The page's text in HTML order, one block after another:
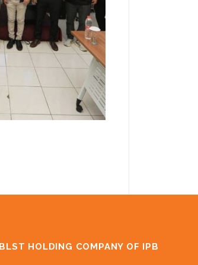
BLST HOLDING COMPANY OF IPB